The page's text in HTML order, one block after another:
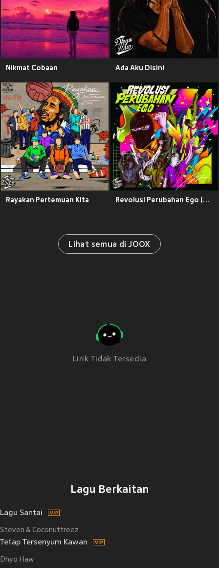
Nikmat Cobaan Ada Aku Disini
Rayakan Pertemuan Kita Revolusi Perubahan Ego (Explicit)
Lihat semua di JOOX
Lirik Tidak Tersedia
Lagu Berkaitan
Lagu Santai
Steven & Coconuttreez
Tetap Tersenyum Kawan
Dhyo Haw